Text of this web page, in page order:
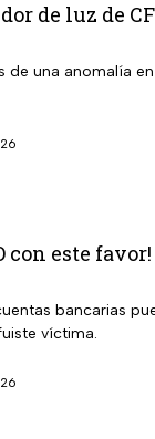
de luz de
de una anomalía
con este
bancarias
víctima.